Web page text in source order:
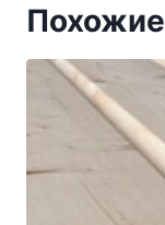
Похожие